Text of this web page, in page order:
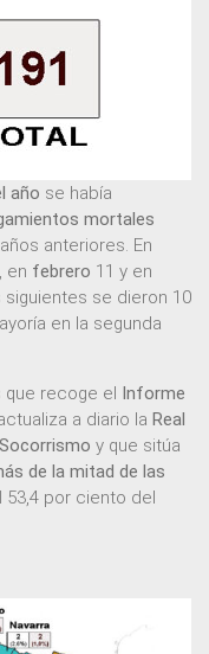
año se había
mortales
anteriores. En
en febrero 11 y en
se dieron 10
en la segunda
recoge el Informe
a diario la Real
y que sitúa
de la mitad de las
53,4 por ciento del